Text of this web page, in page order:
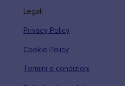
Legali
Privacy Policy
Cookie Policy
Termini e condizioni